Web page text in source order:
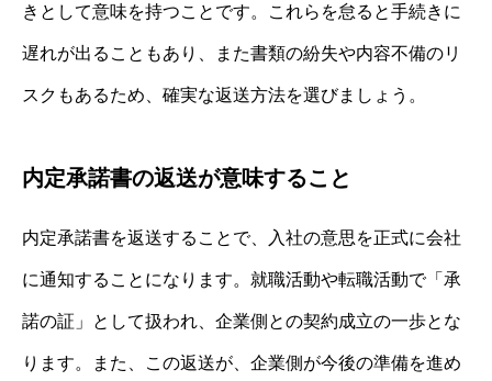
きとして意味を持つことです。これらを怠ると手続きに
遅れが出ることもあり、また書類の紛失や内容不備のリ
スクもあるため、確実な返送方法を選びましょう。
内定承諾書の返送が意味すること
内定承諾書を返送することで、入社の意思を正式に会社
に通知することになります。就職活動や転職活動で「承
諾の証」として扱われ、企業側との契約成立の一歩とな
ります。また、この返送が、企業側が今後の準備を進め